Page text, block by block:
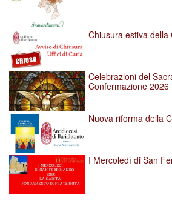
Chiusura estiva della
Celebrazioni del
Confermazione 2026
Nuova riforma della
I Mercoledì di San